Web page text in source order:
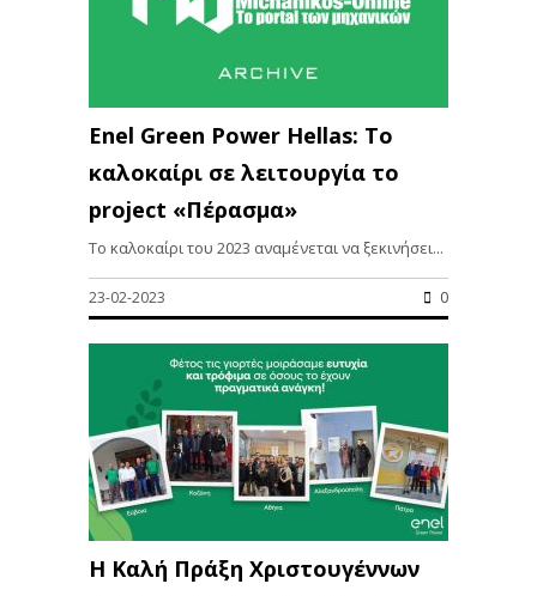
Enel Green Power Hellas: Το
καλοκαίρι σε λειτουργία το
project «Πέρασμα»
Το καλοκαίρι του 2023 αναμένεται να ξεκινήσει...
23-02-2023 0
Η Καλή Πράξη Χριστουγέννων